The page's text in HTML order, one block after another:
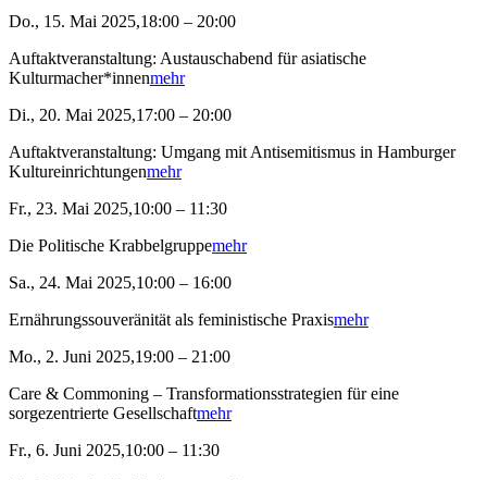
Do., 15. Mai 2025,18:00 – 20:00
Auftaktveranstaltung: Austauschabend für asiatische
Kulturmacher*innenmehr
Di., 20. Mai 2025,17:00 – 20:00
Auftaktveranstaltung: Umgang mit Antisemitismus in Hamburger
Kultureinrichtungenmehr
Fr., 23. Mai 2025,10:00 – 11:30
Die Politische Krabbelgruppemehr
Sa., 24. Mai 2025,10:00 – 16:00
Ernährungssouveränität als feministische Praxismehr
Mo., 2. Juni 2025,19:00 – 21:00
Care & Commoning – Transformationsstrategien für eine
sorgezentrierte Gesellschaftmehr
Fr., 6. Juni 2025,10:00 – 11:30